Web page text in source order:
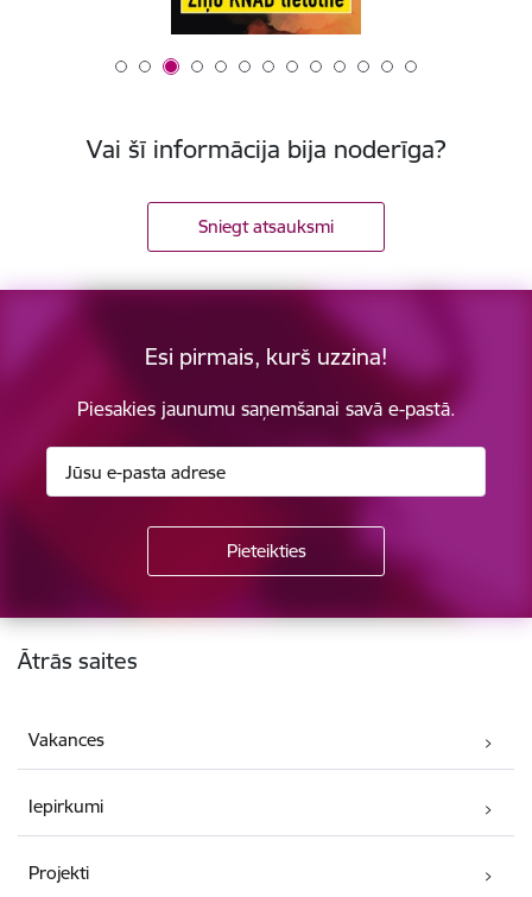
Vai šī informācija bija noderīga?
Sniegt atsauksmi
Esi pirmais, kurš uzzina!
Piesakies jaunumu saņemšanai savā e-pastā.
Kājene
Ātrās saites
Vakances
Iepirkumi
Projekti